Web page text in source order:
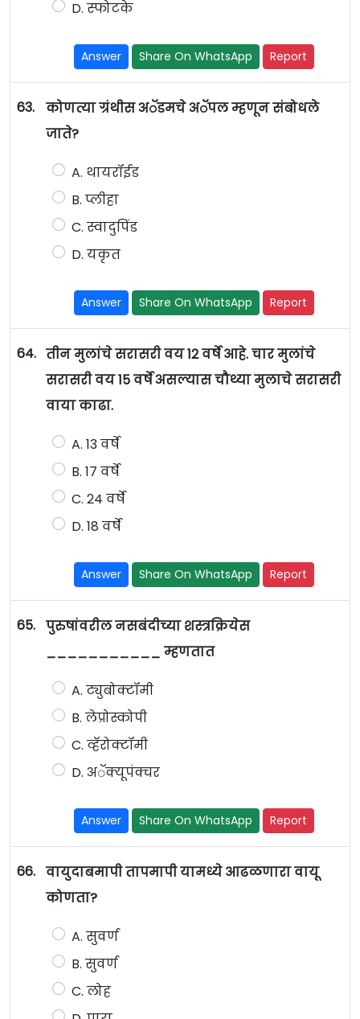
D. स्फोटके
Answer Share On WhatsApp Report
63.
कोणत्या ग्रंथीस अॅडमचे अॅपल म्हणून संबोधले
जाते?
A. थायरॉईड
B. प्लीहा
C. स्वादुपिंड
D. यकृत
Answer Share On WhatsApp Report
64. तीन मुलांचे सरासरी वय 12 वर्षे आहे. चार मुलांचे
सरासरी वय 15 वर्षे असल्यास चौथ्या मुलाचे सरासरी
वाया काढा.
A. 13 वर्षे
B. 17 वर्षे
C. 24 वर्षे
D. 18 वर्षे
Answer Share On WhatsApp Report
65. पुरुषांवरील नसबंदीच्या शस्त्रक्रियेस
___________ म्हणतात
A. ट्युबोक्टॉमी
B. लेप्रोस्कोपी
C. व्हॅरोक्टॉमी
D. अॅक्यूपंक्चर
Answer Share On WhatsApp Report
66. वायुदाबमापी तापमापी यामध्ये आढळणारा वायू
कोणता?
A. सुवर्ण
B. सुवर्ण
C. लोह